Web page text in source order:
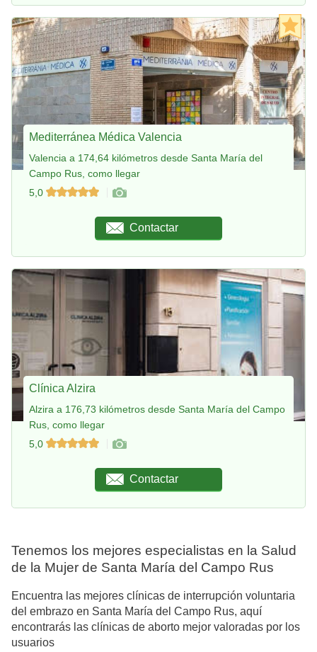
Mediterránea Médica Valencia
Valencia a 174,64 kilómetros desde Santa María del
Campo Rus, como llegar
5,0
Contactar
Clínica Alzira
Alzira a 176,73 kilómetros desde Santa María del Campo
Rus, como llegar
5,0
Contactar
Tenemos los mejores especialistas en la Salud
de la Mujer de Santa María del Campo Rus
Encuentra las mejores clínicas de interrupción voluntaria
del embrazo en Santa María del Campo Rus, aquí
encontrarás las clínicas de aborto mejor valoradas por los
usuarios